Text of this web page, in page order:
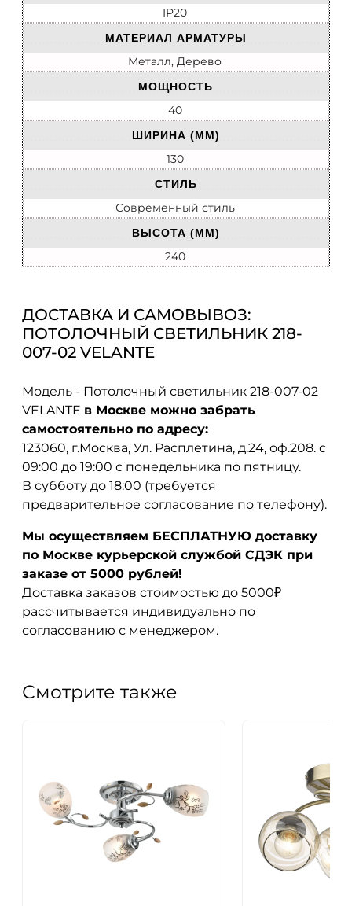
IP20
МАТЕРИАЛ АРМАТУРЫ
Металл, Дерево
МОЩНОСТЬ
40
ШИРИНА (ММ)
130
СТИЛЬ
Современный стиль
ВЫСОТА (ММ)
240
ДОСТАВКА И САМОВЫВОЗ:
ПОТОЛОЧНЫЙ СВЕТИЛЬНИК 218-
007-02 VELANTE
Модель - Потолочный светильник 218-007-02
VELANTE в Москве можно забрать
самостоятельно по адресу:
123060, г.Москва, Ул. Расплетина, д.24, оф.208. с
09:00 до 19:00 с понедельника по пятницу.
В субботу до 18:00 (требуется
предварительное согласование по телефону).
Мы осуществляем БЕСПЛАТНУЮ доставку
по Москве курьерской службой СДЭК при
заказе от 5000 рублей!
Доставка заказов стоимостью до 5000₽
рассчитывается индивидуально по
согласованию с менеджером.
Смотрите также